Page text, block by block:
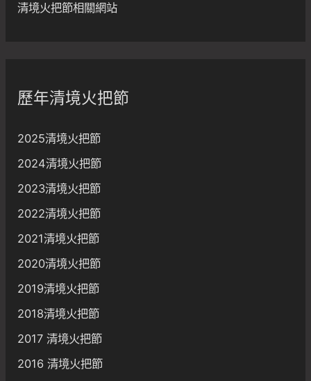
清境火把節相關網站
歷年清境火把節
2025清境火把節
2024清境火把節
2023清境火把節
2022清境火把節
2021清境火把節
2020清境火把節
2019清境火把節
2018清境火把節
2017 清境火把節
2016 清境火把節